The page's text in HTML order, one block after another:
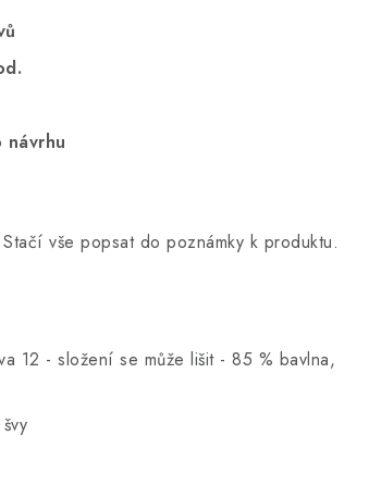
vše popsat do poznámky k produktu.
12 - složení se může lišit - 85 % bavlna,